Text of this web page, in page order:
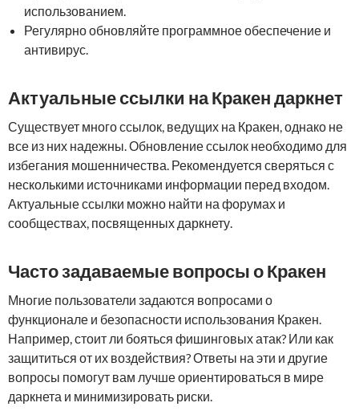
использованием.
Регулярно обновляйте программное обеспечение и
антивирус.
Актуальные ссылки на Кракен даркнет
Существует много ссылок, ведущих на Кракен, однако не
все из них надежны. Обновление ссылок необходимо для
избегания мошенничества. Рекомендуется сверяться с
несколькими источниками информации перед входом.
Актуальные ссылки можно найти на форумах и
сообществах, посвященных даркнету.
Часто задаваемые вопросы о Кракен
Многие пользователи задаются вопросами о
функционале и безопасности использования Кракен.
Например, стоит ли бояться фишинговых атак? Или как
защититься от их воздействия? Ответы на эти и другие
вопросы помогут вам лучше ориентироваться в мире
даркнета и минимизировать риски.